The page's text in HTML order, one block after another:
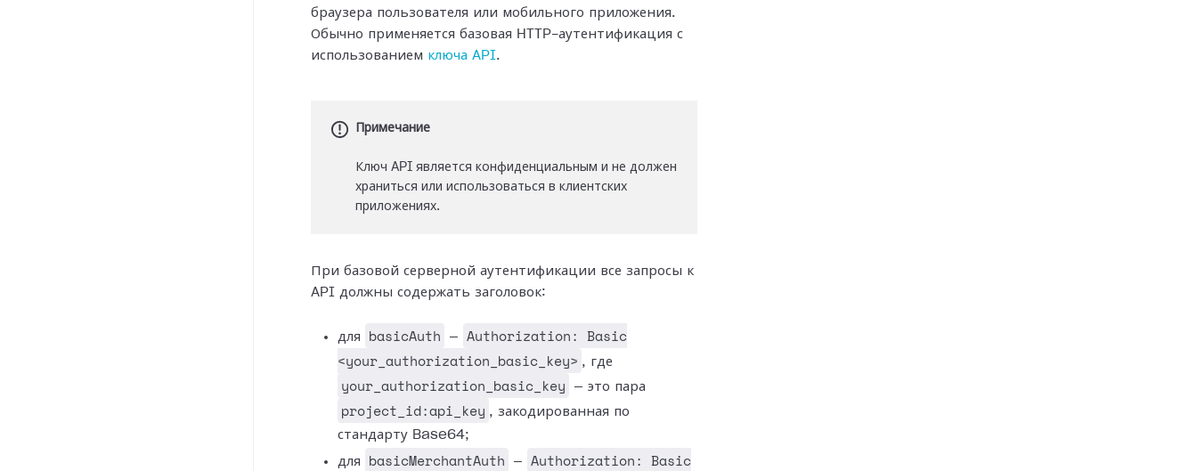
браузера пользователя или мобильного приложения.
Обычно применяется базовая HTTP-аутентификация с
использованием ключа API.
Примечание
Ключ API является конфиденциальным и не должен
храниться или использоваться в клиентских
приложениях.
При базовой серверной аутентификации все запросы к
API должны содержать заголовок:
для basicAuth —
Authorization: Basic
<your_authorization_basic_key> , где
your_authorization_basic_key — это пара
project_id:api_key , закодированная по
стандарту Base64;
для
basicMerchantAuth —
Authorization: Basic